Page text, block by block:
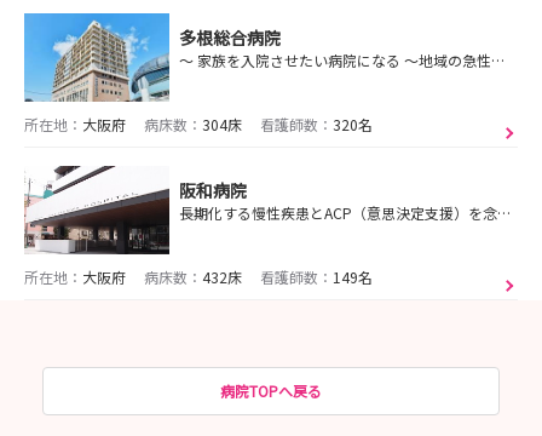
多根総合病院
～ 家族を入院させたい病院になる ～地域の急性期医療を担う中核病院として、地域に愛され信頼される存在でありたい
所在地： 大阪府 病床数： 304床 看護師数： 320名
阪和病院
長期化する慢性疾患とACP（意思決定支援）を念頭に置いた終末期医療を担う医療療養型病院！
所在地： 大阪府 病床数： 432床 看護師数： 149名
病院TOPへ戻る